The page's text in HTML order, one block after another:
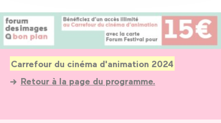
Carrefour du cinéma d'animation 2024
Retour à la page du programme.